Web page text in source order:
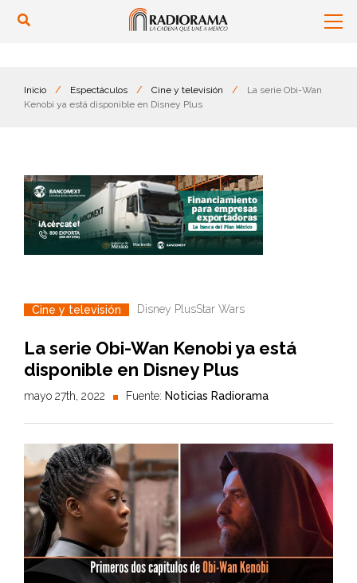
Inicio / Espectáculos / Cine y televisión /
La serie Obi-Wan
Kenobi ya está disponible en Disney Plus
Cine y televisión Disney PlusStar Wars
La serie Obi-Wan Kenobi ya está
disponible en Disney Plus
mayo 27th, 2022 Fuente: Noticias Radiorama